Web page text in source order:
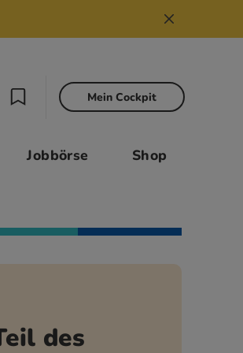
Jobbörse Shop
Mein Cockpit
des